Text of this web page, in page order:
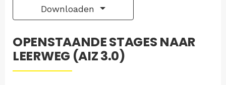
Downloaden
OPENSTAANDE STAGES NAAR
LEERWEG (AIZ 3.0)